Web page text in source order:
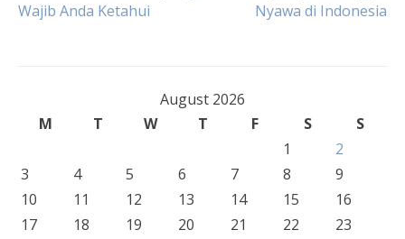
navigation
Wajib Anda Ketahui
Nyawa di Indonesia
August 2026
M
T W T F S
S
1
2
3
4 5 6 7 8
9
10
11 12 13 14 15
16
17
18 19 20 21 22
23